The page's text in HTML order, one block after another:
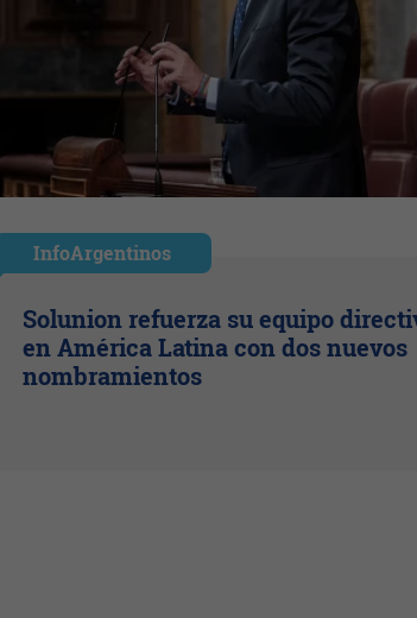
InfoArgentinos
Solunion refuerza su equipo
en América Latina con dos nuevos
nombramientos